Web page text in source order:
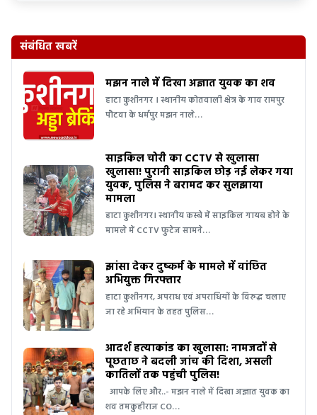
संबंधित खबरें
मझन नाले में दिखा अज्ञात युवक का शव
हाटा कुशीनगर । स्थानीय कोतवाली क्षेत्र के गाव रामपुर
पौटवा के धर्मपुर मझन नाले…
साइकिल चोरी का CCTV से खुलासा
खुलासा! पुरानी साइकिल छोड़ नई लेकर गया
युवक, पुलिस ने बरामद कर सुलझाया
मामला
हाटा कुशीनगर। स्थानीय कस्बे में साइकिल गायब होने के
मामले में CCTV फुटेज सामने…
झांसा देकर दुष्कर्म के मामले में वांछित
अभियुक्त गिरफ्तार
हाटा कुशीनगर, अपराध एवं अपराधियों के विरुद्ध चलाए
जा रहे अभियान के तहत पुलिस…
आदर्श हत्याकांड का खुलासा: नामजदों से
पूछताछ ने बदली जांच की दिशा, असली
कातिलों तक पहुंची पुलिस!
आपके लिए और..- मझन नाले में दिखा अज्ञात युवक का
शव तमकुहीराज CO…